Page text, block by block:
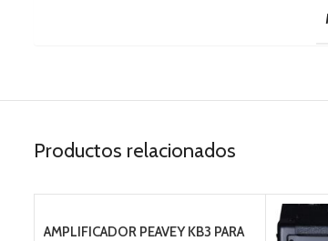
Productos relacionados
AMPLIFICADOR PEAVEY KB3 PARA